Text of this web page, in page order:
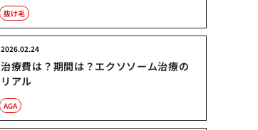
抜け毛
治療費は？期間は？エクソソーム治療の
リアル
2026.02.24
AGA